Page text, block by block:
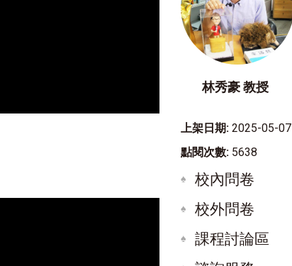
林秀豪 教授
上架日期: 2025-05-07
點閱次數: 5638
校內問卷
校外問卷
課程討論區